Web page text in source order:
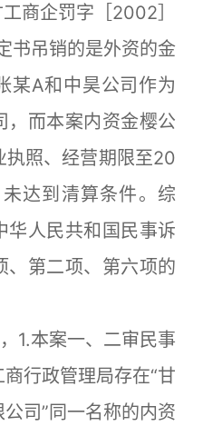
商企罚字［2002］
书吊销的是外资的金
某A和中昊公司作为
，而本案内资金樱公
执照、经营期限至20
达到清算条件。综
华人民共和国民事诉
、第二项、第六项的
本案一、二审民事
行政管理局存在“甘
司”同一名称的内资